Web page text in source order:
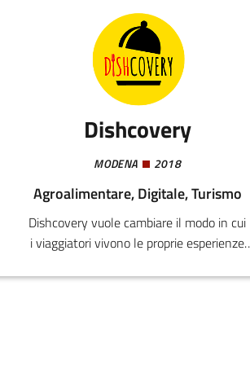
Dishcovery
MODENA 2018
Agroalimentare, Digitale, Turismo
Dishcovery vuole cambiare il modo in cui
i viaggiatori vivono le proprie esperienze
traduzione e digitalizzazione dei menù dei